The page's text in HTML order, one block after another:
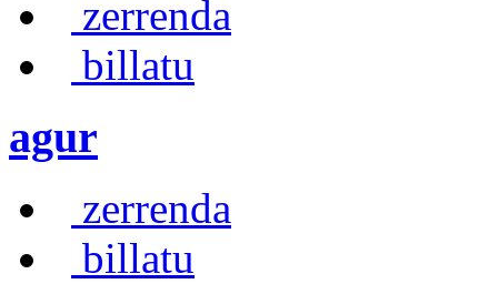
zerrenda
billatu
agur
zerrenda
billatu